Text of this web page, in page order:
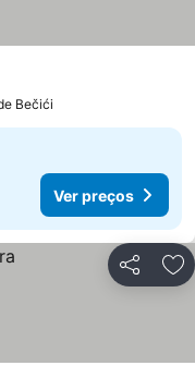
Bečići
Ver preços
Partilhar